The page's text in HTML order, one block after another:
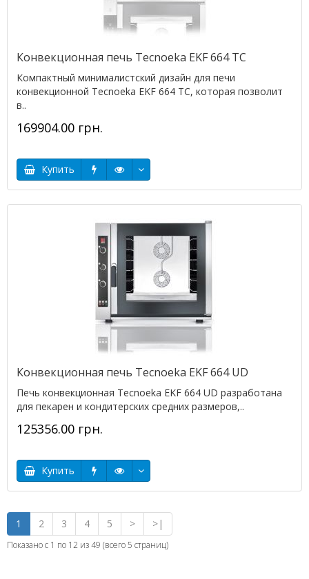
Конвекционная печь Tecnoeka EKF 664 TC
Компактный минималистский дизайн для печи
конвекционной Tecnoeka EKF 664 TC, которая позволит
в..
169904.00 грн.
Купить
Конвекционная печь Tecnoeka EKF 664 UD
Печь конвекционная Tecnoeka EKF 664 UD разработана
для пекарен и кондитерских средних размеров,..
125356.00 грн.
Купить
1 2 3 4 5 > >|
Показано с 1 по 12 из 49 (всего 5 страниц)